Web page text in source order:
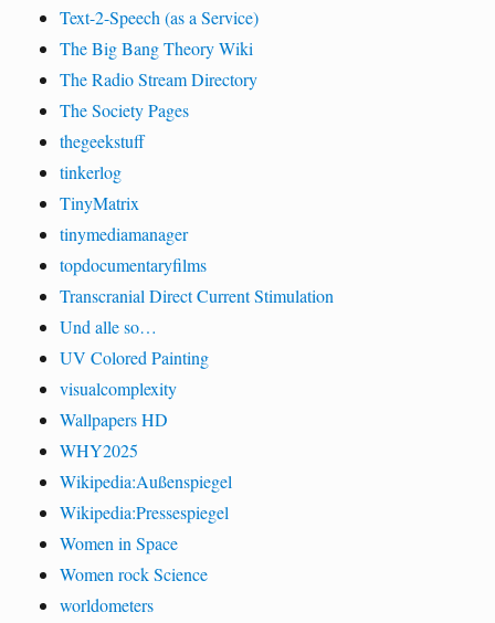
Text-2-Speech (as a Service)
The Big Bang Theory Wiki
The Radio Stream Directory
The Society Pages
thegeekstuff
tinkerlog
TinyMatrix
tinymediamanager
topdocumentaryfilms
Transcranial Direct Current Stimulation
Und alle so…
UV Colored Painting
visualcomplexity
Wallpapers HD
WHY2025
Wikipedia:Außenspiegel
Wikipedia:Pressespiegel
Women in Space
Women rock Science
worldometers